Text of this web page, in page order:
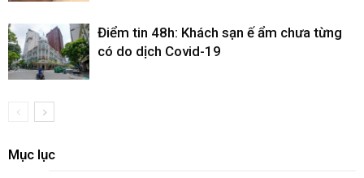
Điểm tin 48h: Khách sạn ế ẩm chưa từng
có do dịch Covid-19
Mục lục